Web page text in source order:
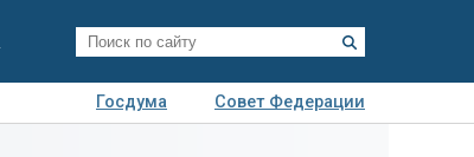
Госдума
Совет Федерации